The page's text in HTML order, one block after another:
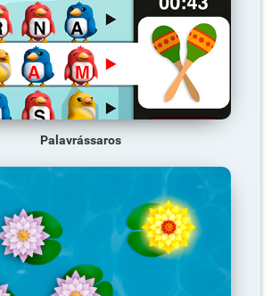
Palavrássaros